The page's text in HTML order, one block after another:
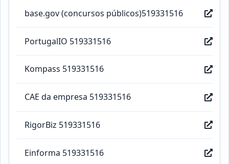
base.gov (concursos públicos)519331516
PortugalIO 519331516
Kompass 519331516
CAE da empresa 519331516
RigorBiz 519331516
Einforma 519331516